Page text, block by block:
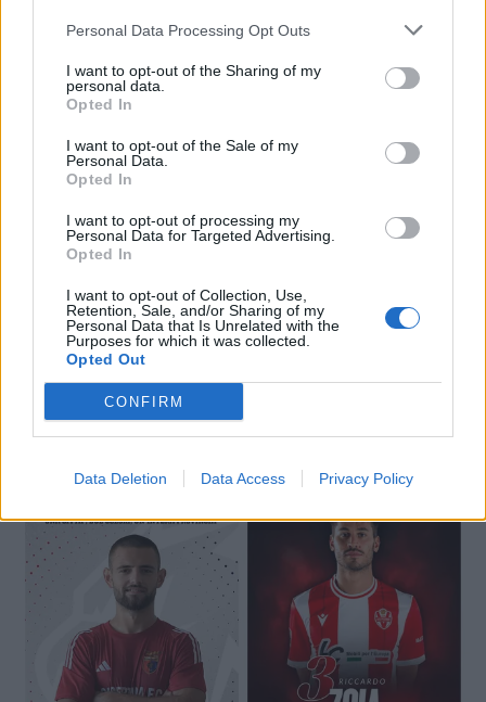
Personal Data Processing Opt Outs
I want to opt-out of the Sharing of my
personal data.
Opted In
I want to opt-out of the Sale of my
Personal Data.
Opted In
I want to opt-out of processing my
Personal Data for Targeted Advertising.
Opted In
I want to opt-out of Collection, Use,
Retention, Sale, and/or Sharing of my
Personal Data that Is Unrelated with the
Purposes for which it was collected.
Opted Out
CONFIRM
Data Deletion Data Access Privacy Policy